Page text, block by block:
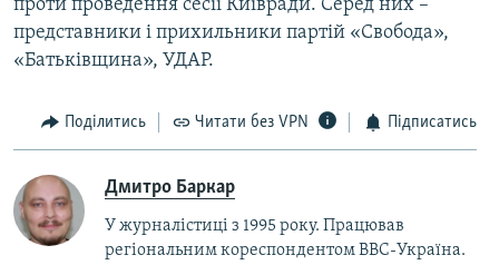
проти проведення сесії Київради. Серед них –
представники і прихильники партій «Свобода»,
«Батьківщина», УДАР.
Поділитись Читати без VPN Підписатись
Дмитро Баркар
У журналістиці з 1995 року. Працював
регіональним кореспондентом BBC-Україна.